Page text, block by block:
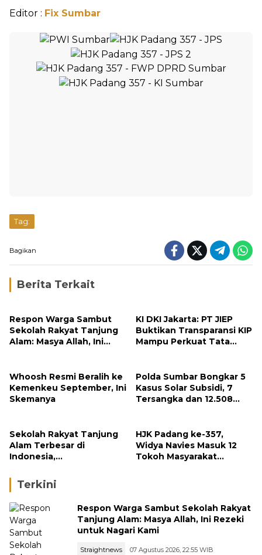
Editor : Fix Sumbar
Tag:
Bagikan
Berita Terkait
Respon Warga Sambut
Sekolah Rakyat Tanjung
Alam: Masya Allah, Ini
KI DKI Jakarta: PT JIEP
Buktikan Transparansi KIP
Mampu Perkuat Tata
Whoosh Resmi Beralih ke
Kemenkeu September, Ini
Skemanya
Polda Sumbar Bongkar 5
Kasus Solar Subsidi, 7
Tersangka dan 12.508
Sekolah Rakyat Tanjung
Alam Terbesar di
Indonesia,
September
HJK Padang ke-357,
Widya Navies Masuk 12
Tokoh Masyarakat
Terkini
Respon Warga Sambut Sekolah Rakyat
Tanjung Alam: Masya Allah, Ini Rezeki
untuk Nagari Kami
Straightnews 07 Agustus 2026, 22:55 WIB